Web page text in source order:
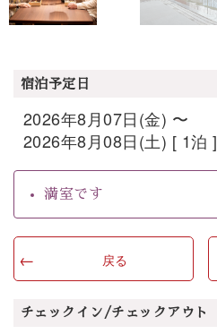
宿泊予定日
2026年8月07日(金) 〜
2026年8月08日(土) [ 1泊 ]
満室です
戻る
チェックイン/チェックアウト